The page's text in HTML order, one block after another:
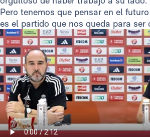
Pero tenemos que pensar en el
es el partido que nos queda para ser